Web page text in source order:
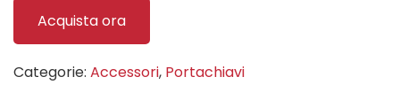
Acquista ora
Categorie: Accessori, Portachiavi